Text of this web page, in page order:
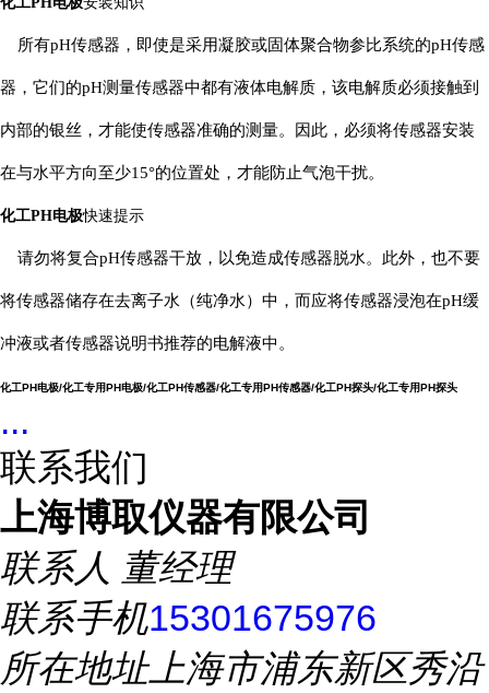
所有pH传感器，即使是采用凝胶或固体聚合物参比系统的pH传感
器，它们的pH测量传感器中都有液体电解质，该电解质必须接触到
内部的银丝，才能使传感器准确的测量。因此，必须将传感器安装
在与水平方向至少15°的位置处，才能防止气泡干扰。
化工PH电极快速提示
请勿将复合pH传感器干放，以免造成传感器脱水。此外，也不要
将传感器储存在去离子水（纯净水）中，而应将传感器浸泡在pH缓
冲液或者传感器说明书推荐的电解液中。
化工PH电极/化工专用PH电极/化工PH传感器/化工专用PH传感器/化工PH探头/化工专用PH探头
...
联系我们
上海博取仪器有限公司
联系人 董经理
联系手机15301675976
所在地址上海市浦东新区秀沿